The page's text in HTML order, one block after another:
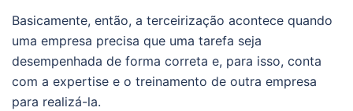
Basicamente, então, a terceirização acontece quando
uma empresa precisa que uma tarefa seja
desempenhada de forma correta e, para isso, conta
com a expertise e o treinamento de outra empresa
para realizá-la.